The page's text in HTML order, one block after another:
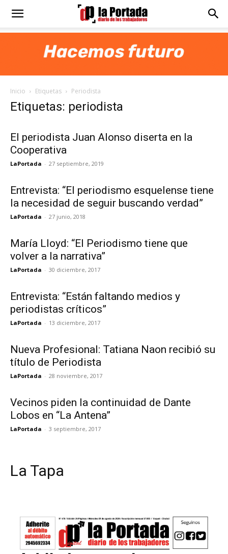
Diario
Portada
Inicio Etiquetas Periodista
Etiquetas: periodista
El periodista Juan Alonso diserta en la
Cooperativa
LaPortada - 27 septiembre, 2019
Entrevista: “El periodismo esquelense tiene
la necesidad de seguir buscando verdad”
LaPortada - 27 junio, 2018
María Lloyd: “El Periodismo tiene que
volver a la narrativa”
LaPortada - 30 diciembre, 2017
Entrevista: “Están faltando medios y
periodistas críticos”
LaPortada - 13 diciembre, 2017
Nueva Profesional: Tatiana Naon recibió su
título de Periodista
LaPortada - 28 noviembre, 2017
Vecinos piden la continuidad de Dante
Lobos en “La Antena”
LaPortada - 3 septiembre, 2017
La Tapa